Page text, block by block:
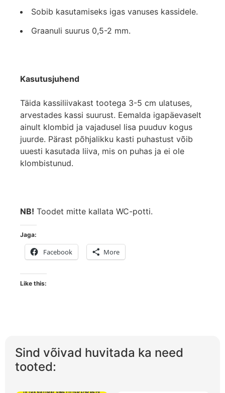
Sobib kasutamiseks igas vanuses kassidele.
Graanuli suurus 0,5-2 mm.
Kasutusjuhend
Täida kassiliivakast tootega 3-5 cm ulatuses,
arvestades kassi suurust. Eemalda igapäevaselt
ainult klombid ja vajadusel lisa puuduv kogus
juurde. Pärast põhjalikku kasti puhastust võib
uuesti kasutada liiva, mis on puhas ja ei ole
klombistunud.
NB! Toodet mitte kallata WC-potti.
Jaga:
Facebook More
Like this:
Sind võivad huvitada ka need
tooted: